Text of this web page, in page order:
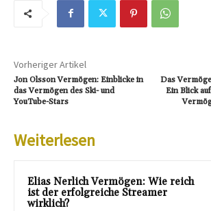
Vorheriger Artikel
Jon Olsson Vermögen: Einblicke in
das Vermögen des Ski- und
YouTube-Stars
Das
Ein Blick
Weiterlesen
Elias Nerlich Vermögen: Wie reich
ist der erfolgreiche Streamer
wirklich?